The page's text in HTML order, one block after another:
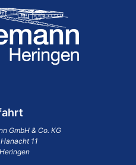
GmbH & Co. KG
11